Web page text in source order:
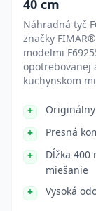
40 cm
Náhradná tyč
značky
modelmi
opotrebovanej
kuchynskom
Presná
Dĺžka
miešanie
Vysoká